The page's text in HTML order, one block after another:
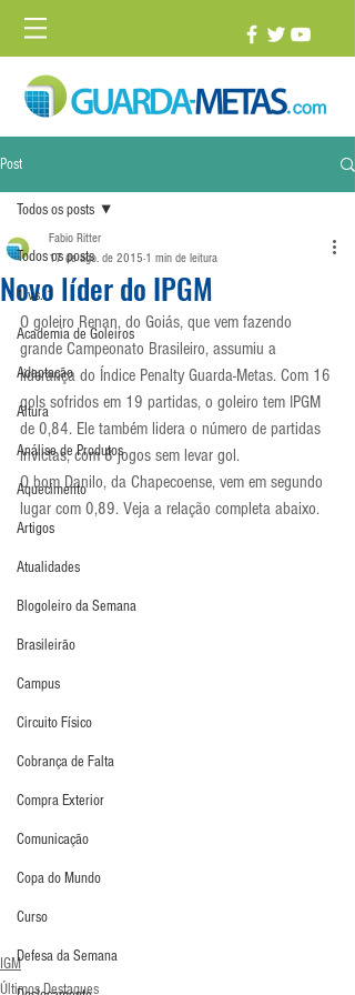
Post
Todos os posts
1 vs. 1
Academia de Goleiros
Adaptação
Altura
Análise de Produtos
Aquecimento
Artigos
Atualidades
Blogoleiro da Semana
Brasileirão
Campus
Circuito Físico
Cobrança de Falta
Compra Exterior
Comunicação
Copa do Mundo
Curso
Defesa da Semana
Todos os posts
Novo líder do IPGM
Fabio Ritter
17 de ago. de 2015 1 min de leitura
O goleiro Renan, do Goiás, que vem fazendo
grande Campeonato Brasileiro, assumiu a
liderança do Índice Penalty Guarda-Metas. Com 16
gols sofridos em 19 partidas, o goleiro tem IPGM
de 0,84. Ele também lidera o número de partidas
invictas, com 8 jogos sem levar gol.
O bom Danilo, da Chapecoense, vem em segundo
lugar com 0,89. Veja a relação completa abaixo.
IGM
Últimos Destaques